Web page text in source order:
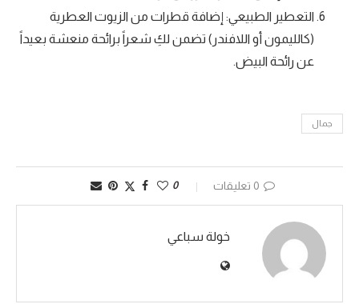
التعطير الطبيعي: إضافة قطرات من الزيوت العطرية
(كالليمون أو اللافندر) تضمن لكِ شعراً برائحة منعشة بعيداً
عن رائحة البيض.
جمال
0 تعليقات 0
خولة سباعي